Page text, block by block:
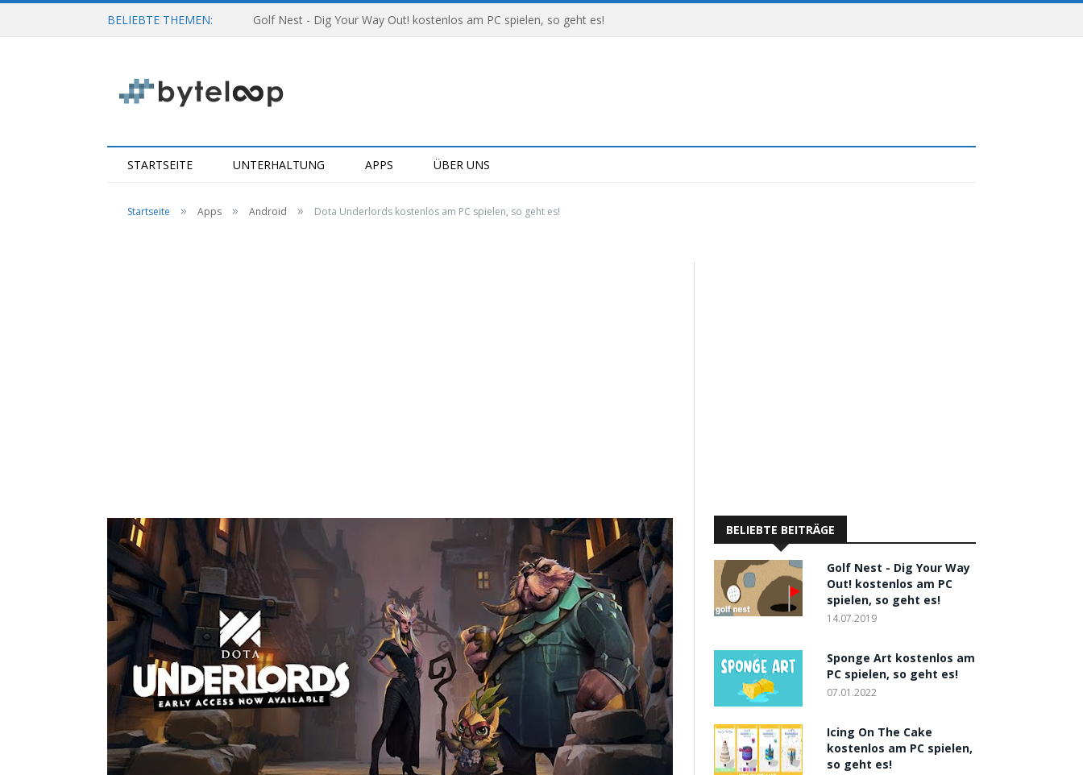
BELIEBTE THEMEN: Golf Nest - Dig Your Way Out! kostenlos am PC spielen, so geht es!
STARTSEITE UNTERHALTUNG APPS ÜBER UNS
Startseite » Apps » Android » Dota Underlords kostenlos am PC spielen, so geht es!
BELIEBTE BEITRÄGE
Golf Nest - Dig Your Way
Out! kostenlos am PC
spielen, so geht es!
14.07.2019
Sponge Art kostenlos am
PC spielen, so geht es!
07.01.2022
Icing On The Cake
kostenlos am PC spielen,
so geht es!